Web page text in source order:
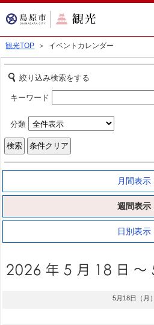
観光TOP ＞ イベントカレンダー
絞り込み検索をする
キーワード
分類
月間表示
週間表示
日別表示
5月18日（月）